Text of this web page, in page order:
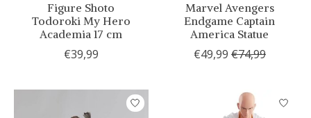
Figure Shoto
Todoroki My Hero
Academia 17 cm
€39,99
Marvel Avengers
Endgame Captain
America Statue
€49,99 €74,99